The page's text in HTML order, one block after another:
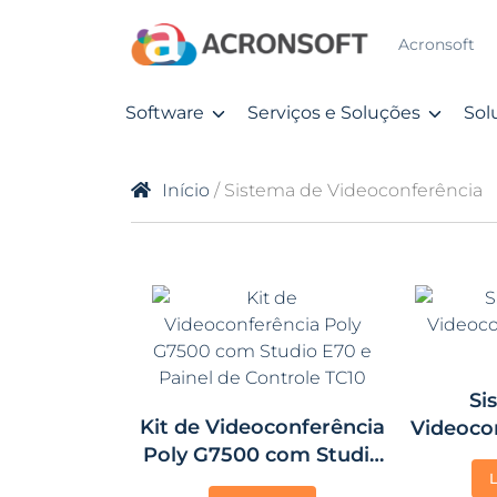
Acronsoft
Software Serviços e Soluções
Início / Sistema de Videoconferência
Kit de Videoconferência
Poly G7500 com Studio
E70 e Painel de Controle